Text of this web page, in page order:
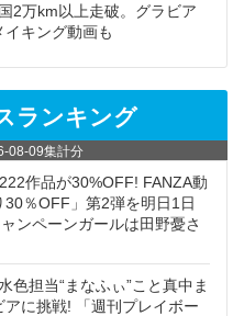
2万km以上走破。グラビア
キング動画も
ランキング
08-09集計分
作品が30%OFF! FANZA動
％OFF」第2弾を明日1日
ンペーンガールは田野憂さ
色担当“まなふぃ”こと真中ま
に挑戦! 「週刊プレイボー